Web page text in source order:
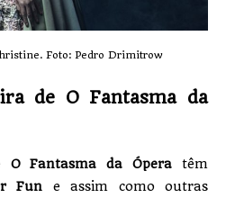
Foto: Pedro Drimitrow
de O Fantasma da
O Fantasma da Ópera têm
Fun e assim como outras